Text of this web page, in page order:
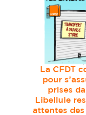
La CFDT
pour
prises
Libellule
attentes